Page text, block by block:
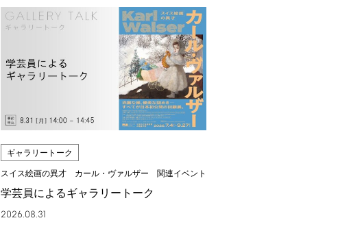
ギャラリートーク
スイス絵画の異才 カール・ヴァルザー 関連イベント
学芸員によるギャラリートーク
2026.08.31